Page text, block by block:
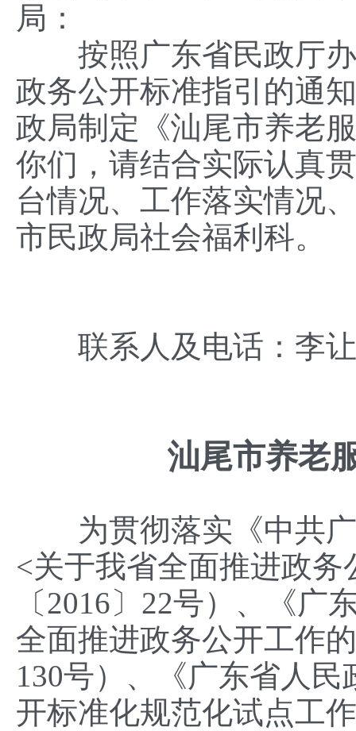
局：
按照广东省民政厅办
政务公开标准指引的通
政局制定《汕尾市养老
你们，请结合实际认真
台情况、工作落实情况
市民政局社会福利科。
联系人及电话：李让
汕尾市养老
为贯彻落实《中共广
<关于我省全面推进政
〔2016〕22号）、《
全面推进政务公开工作
130号）、《广东省人
开标准化规范化试点工